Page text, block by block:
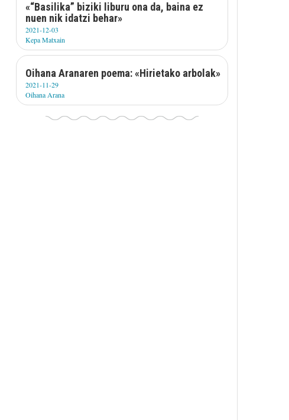
«“Basilika” biziki liburu ona da, baina ez
nuen nik idatzi behar»
2021-12-03
Kepa Matxain
Oihana Aranaren poema: «Hirietako arbolak»
2021-11-29
Oihana Arana